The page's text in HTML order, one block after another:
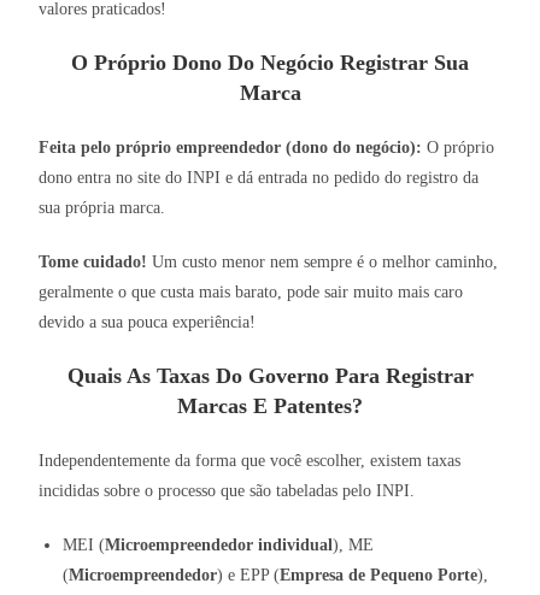
valores praticados!
O Próprio Dono Do Negócio Registrar Sua
Marca
Feita pelo próprio empreendedor (dono do negócio): O próprio
dono entra no site do INPI e dá entrada no pedido do registro da
sua própria marca.
Tome cuidado! Um custo menor nem sempre é o melhor caminho,
geralmente o que custa mais barato, pode sair muito mais caro
devido a sua pouca experiência!
Quais As Taxas Do Governo Para Registrar
Marcas E Patentes?
Independentemente da forma que você escolher, existem taxas
incididas sobre o processo que são tabeladas pelo INPI.
MEI (Microempreendedor individual), ME
(Microempreendedor) e EPP (Empresa de Pequeno Porte),